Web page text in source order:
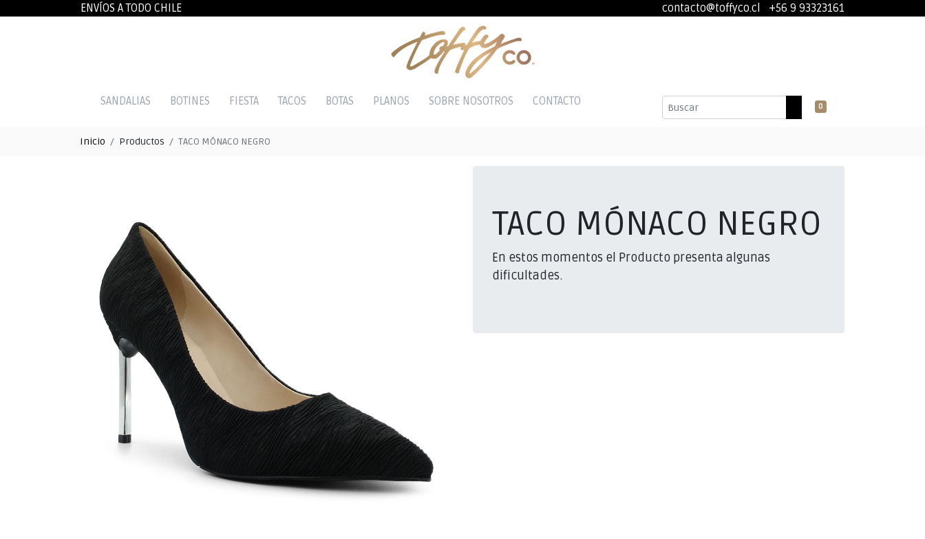
ENVÍOS A TODO CHILE contacto@toffyco.cl +56 9 93323161
0
SANDALIAS BOTINES FIESTA TACOS BOTAS PLANOS SOBRE NOSOTROS CONTACTO
Inicio Productos TACO MÓNACO NEGRO
TACO MÓNACO NEGRO
En estos momentos el Producto presenta algunas
dificultades.